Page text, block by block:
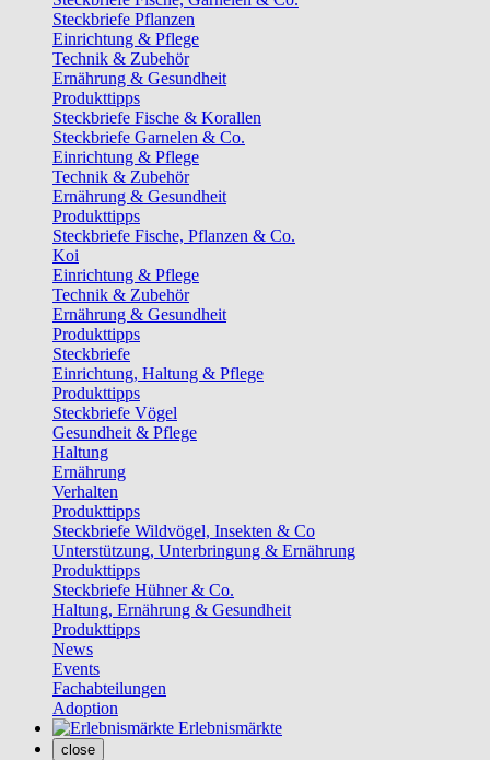
Steckbriefe Pflanzen
Einrichtung & Pflege
Technik & Zubehör
Ernährung & Gesundheit
Produkttipps
Steckbriefe Fische & Korallen
Steckbriefe Garnelen & Co.
Einrichtung & Pflege
Technik & Zubehör
Ernährung & Gesundheit
Produkttipps
Steckbriefe Fische, Pflanzen & Co.
Koi
Einrichtung & Pflege
Technik & Zubehör
Ernährung & Gesundheit
Produkttipps
Steckbriefe
Einrichtung, Haltung & Pflege
Produkttipps
Steckbriefe Vögel
Gesundheit & Pflege
Haltung
Ernährung
Verhalten
Produkttipps
Steckbriefe Wildvögel, Insekten & Co
Unterstützung, Unterbringung & Ernährung
Produkttipps
Steckbriefe Hühner & Co.
Haltung, Ernährung & Gesundheit
Produkttipps
News
Events
Fachabteilungen
Adoption
Erlebnismärkte
close